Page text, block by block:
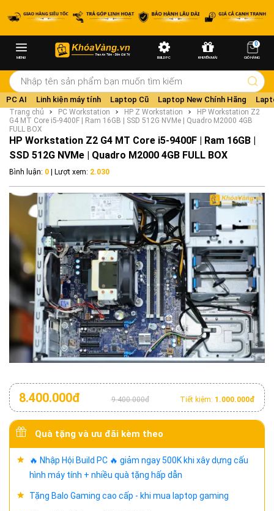
MENU BUILD PC KHUYẾN MÃI
0
GIỎ HÀNG
PC AI Linh kiện máy tính Laptop Cũ Laptop New Chính Hãng
Trang chủ PC Workstation HP Z Workstation
HP Workstation Z2
G4 MT Core i5-9400F | Ram 16GB | SSD 512G NVMe | Quadro M2000 4GB
FULL BOX
HP Workstation Z2 G4 MT Core i5-9400F | Ram 16GB |
SSD 512G NVMe | Quadro M2000 4GB FULL BOX
Bình luận: 0 | Lượt xem: 2.030
8.400.000đ 9.400.000đ Tiết kiệm: 1.000.000đ
Quà tặng và ưu đãi kèm theo
🔥 Nhập Hội Build PC 🔥 giảm ngay 500K khi xây dựng cấu
hình máy tính + nhiều quà tặng hấp dẫn
Tặng Balo Gaming cao cấp - khi mua laptop gaming